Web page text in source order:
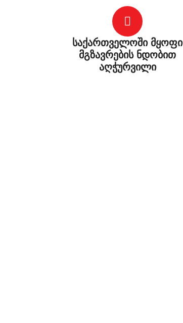
საქართველოში მყოფი
მგზავრების ნდობით
აღჭურვილი